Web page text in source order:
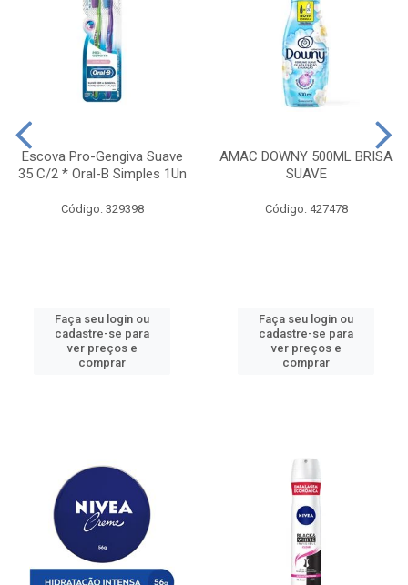
Escova Pro-Gengiva Suave
35 C/2 * Oral-B Simples 1Un
Código: 329398
Faça seu login ou
cadastre-se para
ver preços e
comprar
AMAC DOWNY 500ML BRISA
SUAVE
Código: 427478
Faça seu login ou
cadastre-se para
ver preços e
comprar